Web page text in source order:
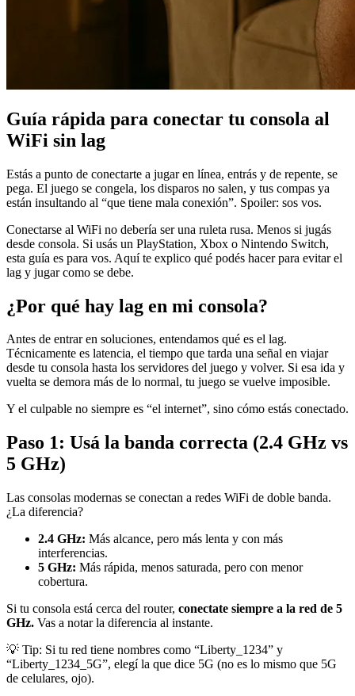
Guía rápida para conectar tu consola al
WiFi sin lag
Estás a punto de conectarte a jugar en línea, entrás y de repente, se
pega. El juego se congela, los disparos no salen, y tus compas ya
están insultando al “que tiene mala conexión”. Spoiler: sos vos.
Conectarse al WiFi no debería ser una ruleta rusa. Menos si jugás
desde consola. Si usás un PlayStation, Xbox o Nintendo Switch,
esta guía es para vos. Aquí te explico qué podés hacer para evitar el
lag y jugar como se debe.
¿Por qué hay lag en mi consola?
Antes de entrar en soluciones, entendamos qué es el lag.
Técnicamente es latencia, el tiempo que tarda una señal en viajar
desde tu consola hasta los servidores del juego y volver. Si esa ida y
vuelta se demora más de lo normal, tu juego se vuelve imposible.
Y el culpable no siempre es “el internet”, sino cómo estás conectado.
Paso 1: Usá la banda correcta (2.4 GHz vs
5 GHz)
Las consolas modernas se conectan a redes WiFi de doble banda.
¿La diferencia?
2.4 GHz: Más alcance, pero más lenta y con más
interferencias.
5 GHz: Más rápida, menos saturada, pero con menor
cobertura.
Si tu consola está cerca del router, conectate siempre a la red de 5
GHz. Vas a notar la diferencia al instante.
💡 Tip: Si tu red tiene nombres como “Liberty_1234” y
“Liberty_1234_5G”, elegí la que dice 5G (no es lo mismo que 5G
de celulares, ojo).